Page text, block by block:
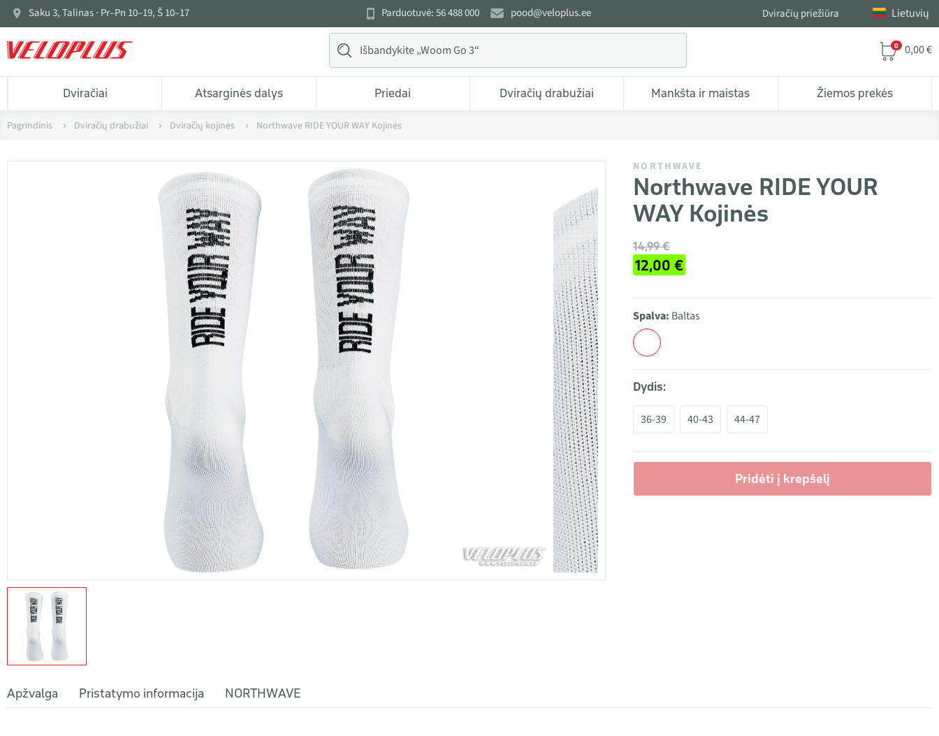
Saku 3, Talinas · Pr–Pn 10–19, Š 10–17 Parduotuvė: 56 488 000 pood@veloplus.ee Dviračių priežiūra Lietuvių
0 0,00 €
Dviračiai Atsarginės dalys Priedai Dviračių drabužiai Mankšta ir maistas Žiemos prekės
Pagrindinis Dviračių drabužiai Dviračių kojinės Northwave RIDE YOUR WAY Kojinės
NORTHWAVE
Northwave RIDE YOUR
WAY Kojinės
14,99 €
12,00 €
Spalva: Baltas
Dydis:
36-39 40-43 44-47
Pridėti į krepšelį
Apžvalga Pristatymo informacija NORTHWAVE